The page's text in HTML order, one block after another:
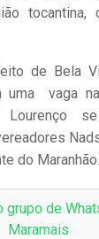
tocantina,
de Bela
uma vaga
Lourenço
do Maranhão.
grupo de
Maramais